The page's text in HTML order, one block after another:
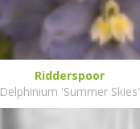
Ridderspoor
Delphinium 'Summer Skies'